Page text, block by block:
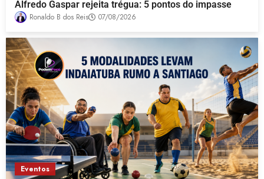
Alfredo Gaspar rejeita trégua: 5 pontos do impasse
Ronaldo B dos Reis 07/08/2026
Eventos